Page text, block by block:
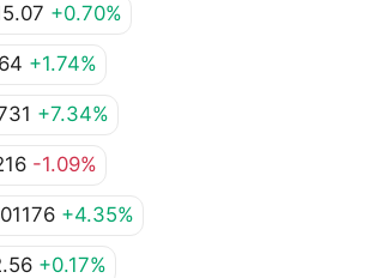
+0.70%
+1.74%
+7.34%
-1.09%
+4.35%
+0.17%